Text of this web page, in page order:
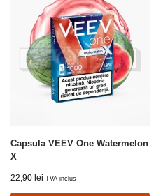
Capsula VEEV One Watermelon
X
22,90 lei TVA inclus